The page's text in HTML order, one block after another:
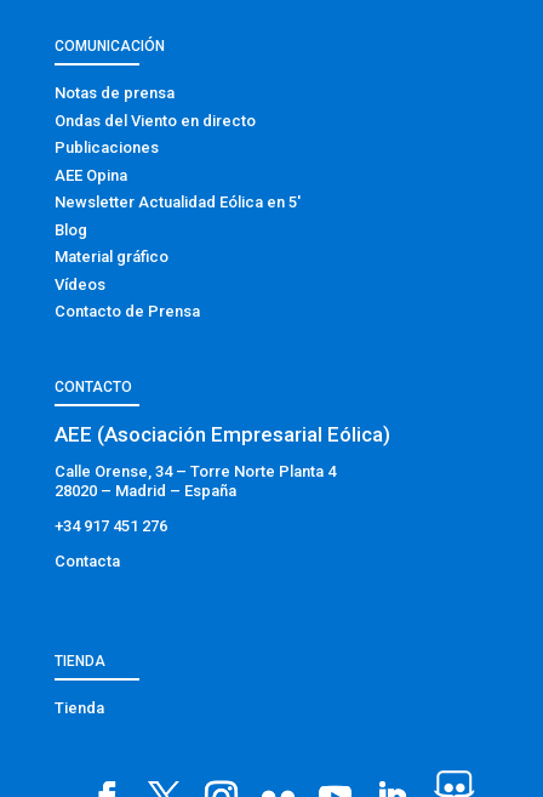
COMUNICACIÓN
Notas de prensa
Ondas del Viento en directo
Publicaciones
AEE Opina
Newsletter Actualidad Eólica en 5′
Blog
Material gráfico
Vídeos
Contacto de Prensa
CONTACTO
AEE (Asociación Empresarial Eólica)
Calle Orense, 34 – Torre Norte Planta 4
28020 – Madrid – España
+34 917 451 276
Contacta
TIENDA
Tienda